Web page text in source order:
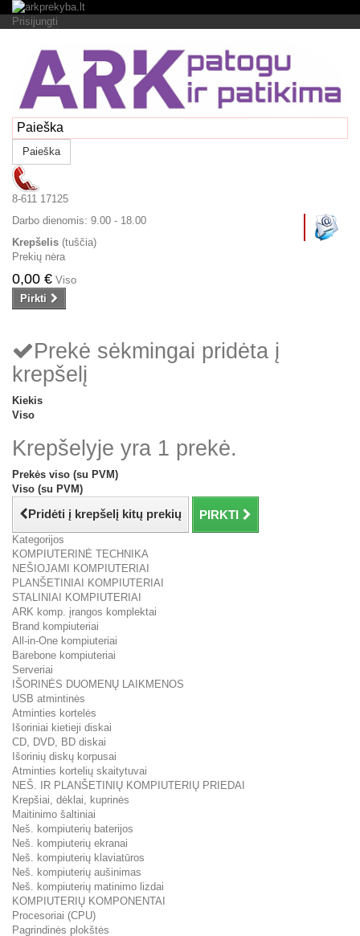
Prisijungti
Paieška
8-611 17125
Darbo dienomis: 9.00 - 18.00
Krepšelis (tuščia)
Prekių nėra
0,00 € Viso
Pirkti
Prekė sėkmingai pridėta į
krepšelį
Kiekis
Viso
Krepšelyje yra 1 prekė.
Prekės viso (su PVM)
Viso (su PVM)
Pridėti į krepšelį kitų prekių PIRKTI
Kategorijos
KOMPIUTERINĖ TECHNIKA
NEŠIOJAMI KOMPIUTERIAI
PLANŠETINIAI KOMPIUTERIAI
STALINIAI KOMPIUTERIAI
ARK komp. įrangos komplektai
Brand kompiuteriai
All-in-One kompiuteriai
Barebone kompiuteriai
Serveriai
IŠORINĖS DUOMENŲ LAIKMENOS
USB atmintinės
Atminties kortelės
Išoriniai kietieji diskai
CD, DVD, BD diskai
Išorinių diskų korpusai
Atminties kortelių skaitytuvai
NEŠ. IR PLANŠETINIŲ KOMPIUTERIŲ PRIEDAI
Krepšiai, dėklai, kuprinės
Maitinimo šaltiniai
Neš. kompiuterių baterijos
Neš. kompiuterių ekranai
Neš. kompiuterių klaviatūros
Neš. kompiuterių aušinimas
Neš. kompiuterių matinimo lizdai
KOMPIUTERIŲ KOMPONENTAI
Procesoriai (CPU)
Pagrindinės plokštės